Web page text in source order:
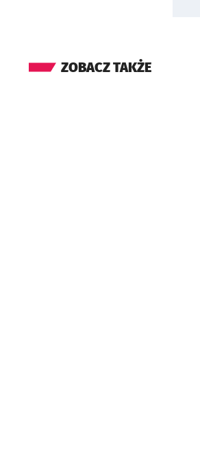
ZOBACZ TAKŻE